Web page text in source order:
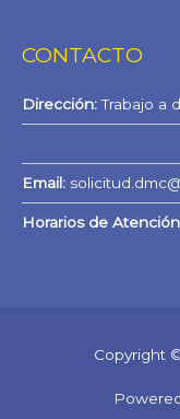
CONTACTO
Dirección:Trabajo a
Email:
Horarios de
Copyright